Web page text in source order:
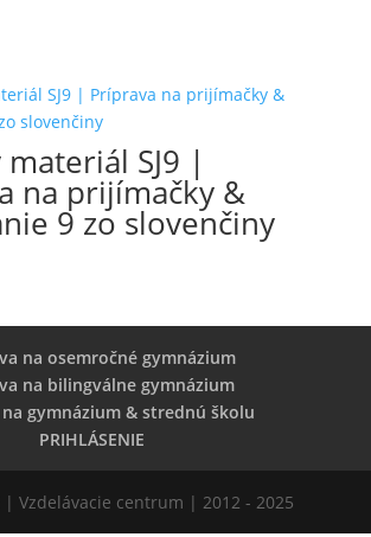
SJ9 |
na prijímačky &
9 zo slovenčiny
na osemročné gymnázium
na bilingválne gymnázium
gymnázium & strednú školu
PRIHLÁSENIE
| Vzdelávacie centrum | 2012 - 2025